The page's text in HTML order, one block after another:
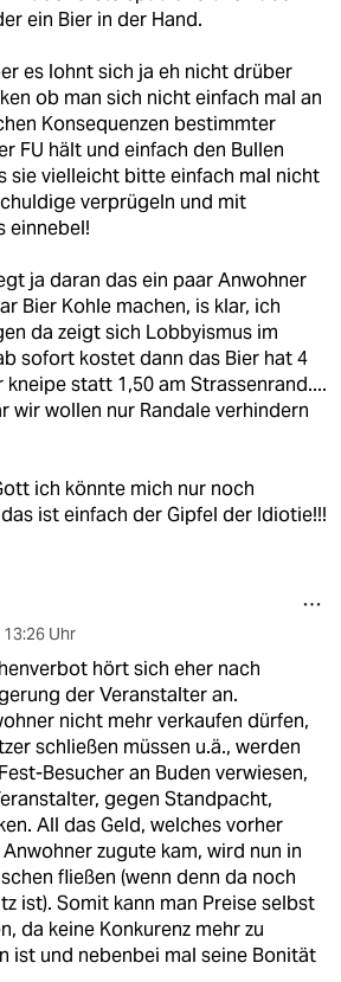
ein Bier in der Hand.
es lohnt sich ja eh nicht drüber
ob man sich nicht einfach mal an
Konsequenzen bestimmter
FU hält und einfach den Bullen
sie vielleicht bitte einfach mal nicht
verprügeln und mit
einnebel!
ja daran das ein paar Anwohner
Bier Kohle machen, is klar, ich
da zeigt sich Lobbyismus im
sofort kostet dann das Bier hat 4
kneipe statt 1,50 am Strassenrand....
wir wollen nur Randale verhindern
ich könnte mich nur noch
ist einfach der Gipfel der Idiotie!!!
13:26 Uhr
hört sich eher nach
der Veranstalter an.
nicht mehr verkaufen dürfen,
schließen müssen u.ä., werden
Besucher an Buden verwiesen,
gegen Standpacht,
All das Geld, welches vorher
zugute kam, wird nun in
fließen (wenn denn da noch
ist). Somit kann man Preise selbst
da keine Konkurenz mehr zu
ist und nebenbei mal seine Bonität